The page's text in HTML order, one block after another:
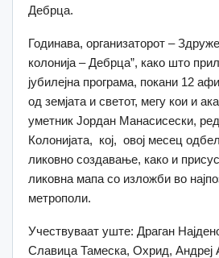
Дебрца.
Годинава, организаторот –
колонија – Дебрца”, како што
јубилејна програма, покани 12
од земјата и светот, мегу кои и
уметник Јордан Манасисески,
Колонијата, кој, овој месец
ликовно создавање, како и
ликовна мапа со изложби во
метрополи.
Учествуваат уште: Драган
Славица Тамеска, Охрид, Андреј